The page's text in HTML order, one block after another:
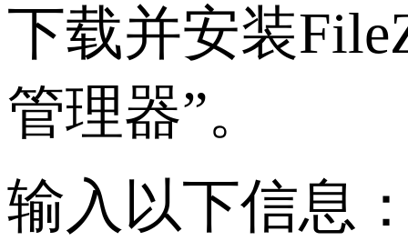
下载并安装
管理器”。
输入以下信息